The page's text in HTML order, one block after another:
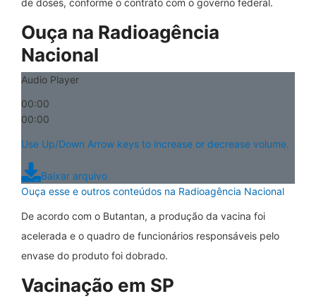
Ouça na Radioagência
Nacional
Audio Player
00:00
00:00
Use Up/Down Arrow keys to increase or decrease volume.
Baixar arquivo
Ouça esse e outros conteúdos na Radioagência Nacional
De acordo com o Butantan, a produção da vacina foi
acelerada e o quadro de funcionários responsáveis pelo
envase do produto foi dobrado.
Vacinação em SP